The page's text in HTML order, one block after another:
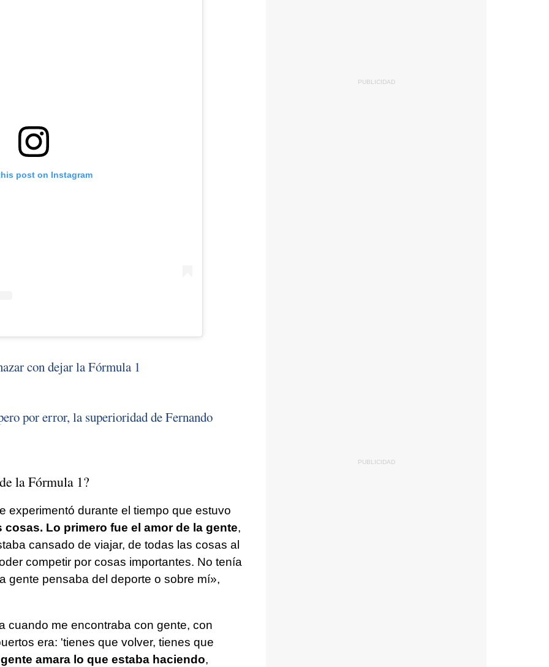
post on Instagram
con dejar la Fórmula 1
por error, la superioridad de Fernando
la Fórmula 1?
experimentó durante el tiempo que estuvo
cosas. Lo primero fue el amor de la gente,
cansado de viajar, de todas las cosas al
competir por cosas importantes. No tenía
gente pensaba del deporte o sobre mí»,
cuando me encontraba con gente, con
era: 'tienes que volver, tienes que
amara lo que estaba haciendo,